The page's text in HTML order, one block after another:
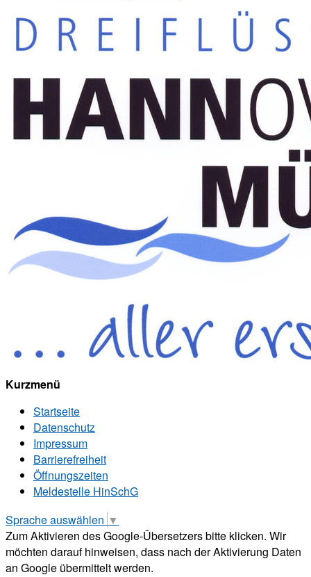
Kurzmenü
Startseite
Datenschutz
Impressum
Barrierefreiheit
Öffnungszeiten
Meldestelle HinSchG
Sprache auswählen ▼
Zum Aktivieren des Google-Übersetzers bitte klicken. Wir
möchten darauf hinweisen, dass nach der Aktivierung Daten
an Google übermittelt werden.